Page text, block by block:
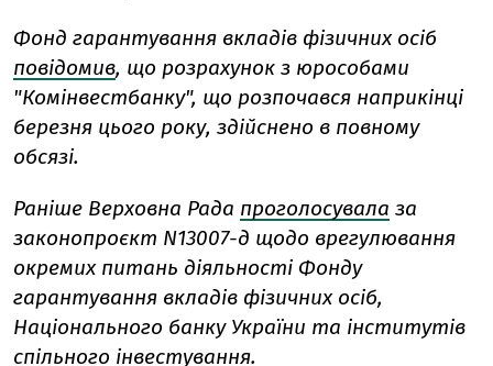
Фонд гарантування вкладів фізичних осіб
повідомив, що розрахунок з юрособами
"Комінвестбанку", що розпочався наприкінці
березня цього року, здійснено в повному
обсязі.
Раніше Верховна Рада проголосувала за
законопроєкт N13007-д щодо врегулювання
окремих питань діяльності Фонду
гарантування вкладів фізичних осіб,
Національного банку України та інститутів
спільного інвестування.